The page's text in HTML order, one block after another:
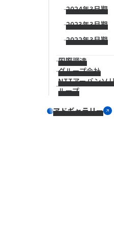
2024年3月期
2023年3月期
2022年3月期
国際調達
グループ会社
NTTアーバンソ
ループ
アドギャラリー